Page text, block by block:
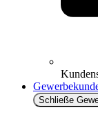
Schließe